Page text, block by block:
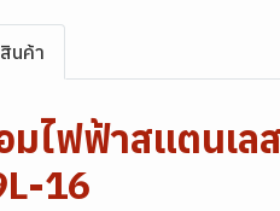
นค้า
มไฟฟ้าสแตนเ
16